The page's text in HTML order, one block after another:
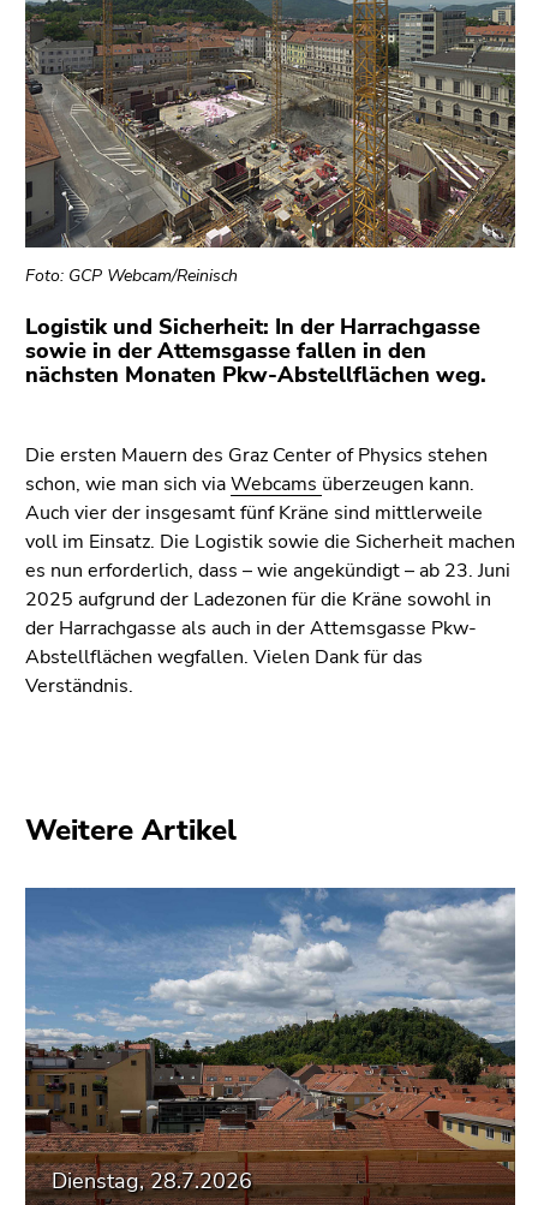
Sie diesen
Link.
Zum
Inhalt
(Zugriffstaste
Zur
(Zugriffstaste
Zu
den
5)
Zu
den
Seiteneinstellungen
(Benutzer/Sprache)
(Zugriffstaste
8)
Zur
Suche
Foto: GCP Webcam/Reinisch
Logistik und Sicherheit: In der Harrachgasse
sowie in der Attemsgasse fallen in den
nächsten Monaten Pkw-Abstellflächen weg.
Die ersten Mauern des Graz Center of Physics stehen
schon, wie man sich viaWebcams überzeugen kann.
Auch vier der insgesamt fünf Kräne sind mittlerweile
voll im Einsatz. Die Logistik sowie die Sicherheit machen
es nun erforderlich, dass – wie angekündigt – ab 23. Juni
2025 aufgrund der Ladezonen für die Kräne sowohl in
der Harrachgasse als auch in der Attemsgasse Pkw-
Abstellflächen wegfallen. Vielen Dank für das
Verständnis.
Weitere Artikel
Dienstag, 28.7.2026